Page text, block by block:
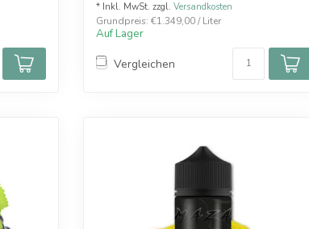
* Inkl. MwSt. zzgl. Versandkosten
Grundpreis: €1.349,00 / Liter
Auf Lager
Vergleichen